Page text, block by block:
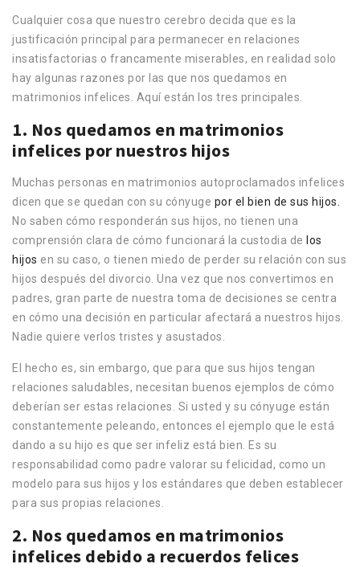
Cualquier cosa que nuestro cerebro decida que es la
justificación principal para permanecer en relaciones
insatisfactorias o francamente miserables, en realidad solo
hay algunas razones por las que nos quedamos en
matrimonios infelices. Aquí están los tres principales.
1. Nos quedamos en matrimonios
infelices por nuestros hijos
Muchas personas en matrimonios autoproclamados infelices
dicen que se quedan con su cónyuge por el bien de sus hijos.
No saben cómo responderán sus hijos, no tienen una
comprensión clara de cómo funcionará la custodia de los
hijos en su caso, o tienen miedo de perder su relación con sus
hijos después del divorcio. Una vez que nos convertimos en
padres, gran parte de nuestra toma de decisiones se centra
en cómo una decisión en particular afectará a nuestros hijos.
Nadie quiere verlos tristes y asustados.
El hecho es, sin embargo, que para que sus hijos tengan
relaciones saludables, necesitan buenos ejemplos de cómo
deberían ser estas relaciones. Si usted y su cónyuge están
constantemente peleando, entonces el ejemplo que le está
dando a su hijo es que ser infeliz está bien. Es su
responsabilidad como padre valorar su felicidad, como un
modelo para sus hijos y los estándares que deben establecer
para sus propias relaciones.
2. Nos quedamos en matrimonios
infelices debido a recuerdos felices